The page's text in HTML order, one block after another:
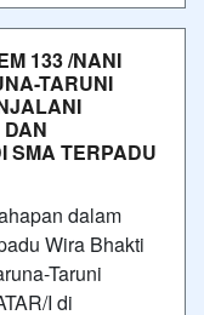
133 /NANI
TARUNI
SMA TERPADU
dalam
Wira Bhakti
Taruni
I di